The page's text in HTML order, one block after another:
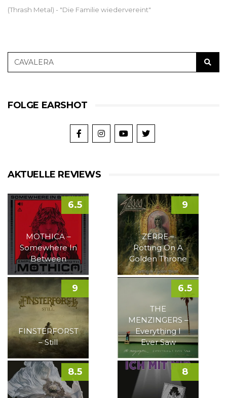
(Thrash Metal) - "Die Familie wiedervereint"
FOLGE EARSHOT
AKTUELLE REVIEWS
MOTHICA –
Somewhere In
Between
6.5
ZERRE –
Rotting On A
Golden Throne
9
FINSTERFORST
– Still
9
THE
MENZINGERS –
Everything I
Ever Saw
6.5
8.5 8